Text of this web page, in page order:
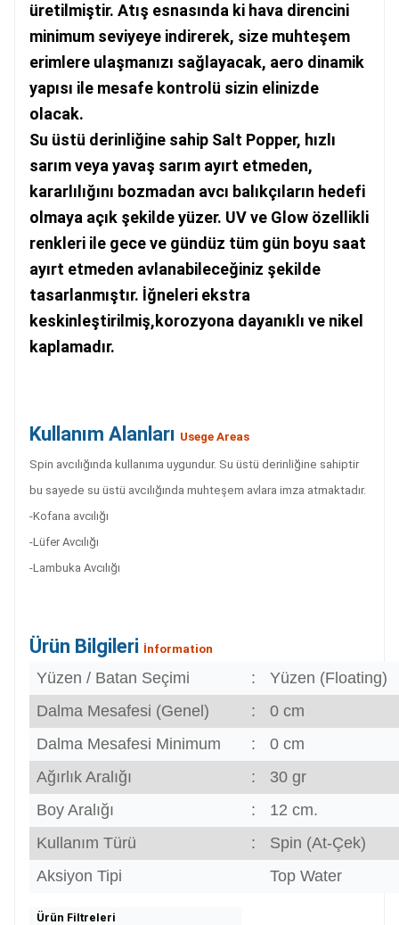
üretilmiştir. Atış esnasında ki hava direncini
minimum seviyeye indirerek, size muhteşem
erimlere ulaşmanızı sağlayacak, aero dinamik
yapısı ile mesafe kontrolü sizin elinizde
olacak.
Su üstü derinliğine sahip Salt Popper, hızlı
sarım veya yavaş sarım ayırt etmeden,
kararlılığını bozmadan avcı balıkçıların hedefi
olmaya açık şekilde yüzer. UV ve Glow özellikli
renkleri ile gece ve gündüz tüm gün boyu saat
ayırt etmeden avlanabileceğiniz şekilde
tasarlanmıştır. İğneleri ekstra
keskinleştirilmiş,korozyona dayanıklı ve nikel
kaplamadır.
Kullanım Alanları Usege Areas
Spin avcılığında kullanıma uygundur. Su üstü derinliğine sahiptir
bu sayede su üstü avcılığında muhteşem avlara imza atmaktadır.
-Kofana avcılığı
-Lüfer Avcılığı
-Lambuka Avcılığı
Ürün Bilgileri İnformation
Yüzen / Batan Seçimi :
Yüzen (Floating)
Dalma Mesafesi (Genel)
:
0 cm
Dalma Mesafesi Minimum
:
0 cm
Ağırlık Aralığı
:
30 gr
Boy Aralığı
:
12 cm.
Kullanım Türü
:
Spin (At-Çek)
Aksiyon Tipi
Top Water
Ürün Filtreleri